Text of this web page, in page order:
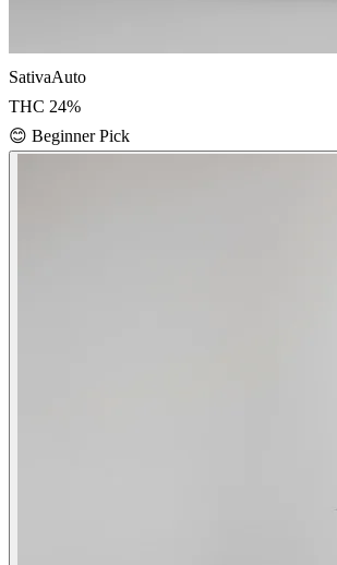
SativaAuto
THC 24%
😊 Beginner Pick